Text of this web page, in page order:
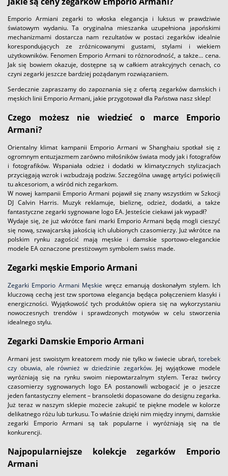
Emporio Armiani zegarki to włoska elegancja i luksus w prawdziwie
światowym wydaniu. Ta oryginalna mieszanka uzupełniona japońskimi
mechanizmami dostarcza nam rezultatów w postaci zegarków idealnie
korespondujących ze zróżnicowanymi gustami, stylami i wiekiem
użytkowników. Fenomen Emporio Armani to różnorodność, a także... cena.
Jak się bowiem okazuje, dostępne są w całkiem atrakcyjnych cenach, co
czyni zegarki jeszcze bardziej pożądanym rozwiązaniem.
Serdecznie zapraszamy do zapoznania się z ofertą zegarków damskich i
męskich linii Emporio Armani, jakie przygotował dla Państwa nasz sklep!
Czego możesz nie wiedzieć o marce Emporio
Armani?
Orientalny klimat kampanii Emporio Armani w Shanghaiu spotkał się z
ogromnym entuzjazmem zarówno miłośników świata mody jak i fotografów
i fotografików. Wspaniała odzież i dodatki w klimatycznych stylizacjach
przyciągają wzrok i wzbudzają podziw. Szczególna uwagę artyści poświęcili
tu akcesoriom, a wśród nich zegarkom.
W nowej kampanii Emporio Armani pojawił się znany wszystkim w Szkocji
DJ Calvin Harris. Muzyk reklamuje, bieliznę, odzież, dodatki, a także
fantastyczne zegarki sygnowane logo EA. Jesteście ciekawi jak wypadł?
Wydaje się, że już wkrótce fani marki Emporio Armani będą mogli cieszyć
się nową, szwajcarską jakością ich ulubionych czasomierzy. Już wkrótce na
polskim rynku zagościć mają męskie i damskie sportowo-eleganckie
modele EA oznaczone prestiżowym symbolem swiss made.
Zegarki męskie Emporio Armani
Zegarki Emporio Armani Męskie wręcz emanują doskonałym stylem. Ich
kluczową cechą jest tzw sportowa elegancja będąca połączeniem klasyki i
energiczności. Wyjątkowość tych produktów opiera się na wykorzystaniu
nowoczesnych trendów i sprawdzonych motywów w celu stworzenia
idealnego stylu.
Zegarki Damskie Emporio Armani
Armani jest swoistym kreatorem mody nie tylko w świecie ubrań, torebek
czy obuwia, ale również w dziedzinie zegarków. Jej wyjątkowe modele
wyróżniają się na rynku swoim niepowtarzalnym stylem. Teraz twórcy
czasomierzy sygnowanych logo EA postanowili wzbogacić je o jeszcze
jeden fantastyczny element – bransoletki dopasowane do designu zegarka.
Już teraz w naszym sklepie możecie zakupić te piękne modele w kolorze
delikatnego różu lub turkusu. To właśnie dzięki nim między innymi, damskie
zegarki Emporio Armani są tak popularne i wyróżniają się na tle
konkurencji.
Najpopularniejsze kolekcje zegarków Emporio
Armani